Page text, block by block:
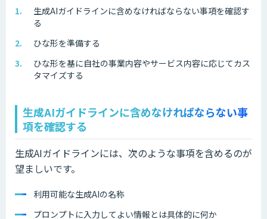
生成AIガイドラインに含めなければならない事項を確認す
る
ひな形を準備する
ひな形を基に自社の事業内容やサービス内容に応じてカス
タマイズする
生成AIガイドラインに含めなければならない事
項を確認する
生成AIガイドラインには、次のような事項を含めるのが
望ましいです。
利用可能な生成AIの名称
プロンプトに入力してよい情報とは具体的に何か